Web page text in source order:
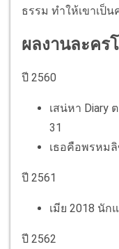
ธรรม ทำให้เขาเป็
ผลงานละคร
ปี 2560
เสน่หา Diary
31
เธอคือพรหม
ปี 2561
เมีย 2018 นัก
ปี 2562